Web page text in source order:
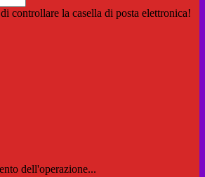
controllare la casella di posta elettronica!
dell'operazione...